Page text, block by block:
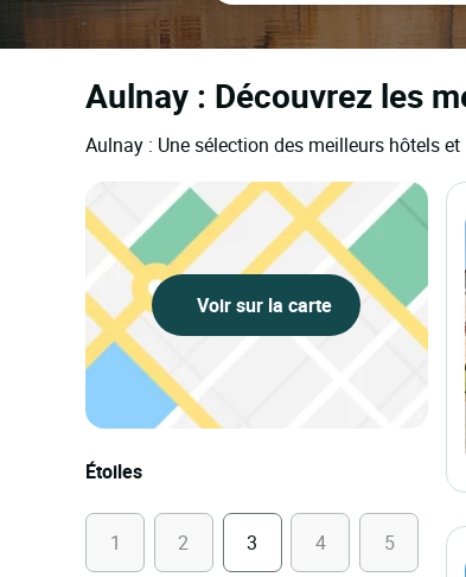
Aulnay : Découvrez les
Aulnay : Une sélection des meilleurs hôtels
Voir sur la carte
Étoiles
1 2 3 4 5